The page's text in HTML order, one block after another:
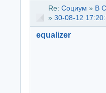
Re: Социум » В
» 30-08-12
equalizer